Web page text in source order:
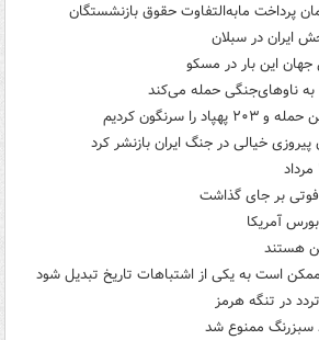
پرداخت مابه‌التفاوت حقوق بازنشستگان
ایران در سبلان
این بار در مسکو
پیروزی خیالی در جنگ ایران بازنشر کرد
آمریکا
هستند
است به یکی از اشتباهات تاریخ تبدیل شود
در تنگه هرمز
سبزرنگ ممنوع شد